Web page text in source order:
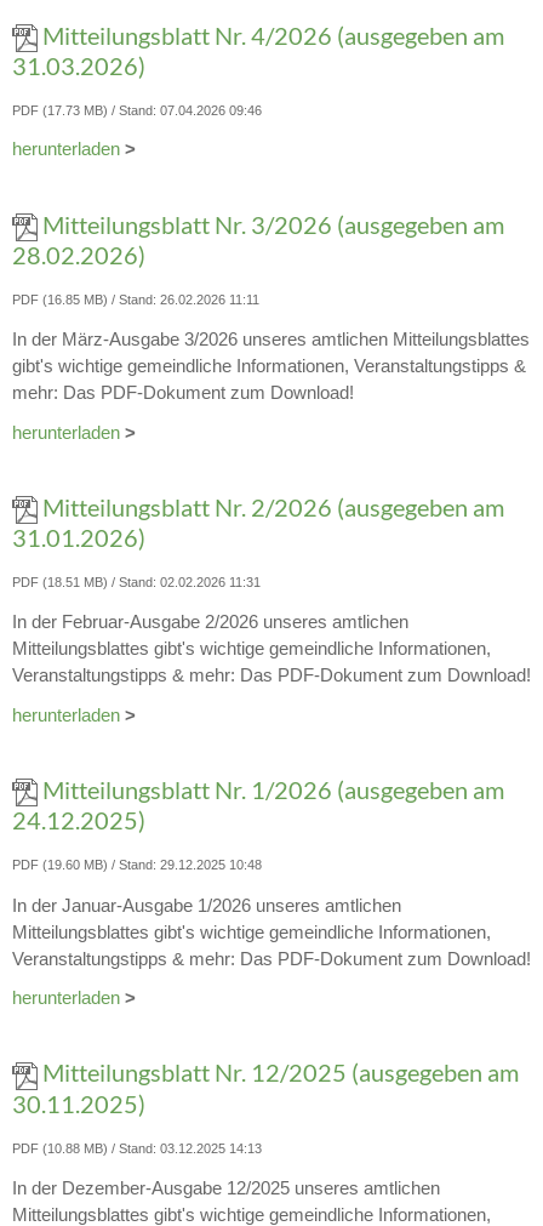
Mitteilungsblatt Nr. 4/2026 (ausgegeben am
31.03.2026)
PDF (17.73 MB) Stand: 07.04.2026 09:46
herunterladen >
Mitteilungsblatt Nr. 3/2026 (ausgegeben am
28.02.2026)
PDF (16.85 MB) Stand: 26.02.2026 11:11
In der März-Ausgabe 3/2026 unseres amtlichen Mitteilungsblattes
gibt's wichtige gemeindliche Informationen, Veranstaltungstipps &
mehr: Das PDF-Dokument zum Download!
herunterladen >
Mitteilungsblatt Nr. 2/2026 (ausgegeben am
31.01.2026)
PDF (18.51 MB) Stand: 02.02.2026 11:31
In der Februar-Ausgabe 2/2026 unseres amtlichen
Mitteilungsblattes gibt's wichtige gemeindliche Informationen,
Veranstaltungstipps & mehr: Das PDF-Dokument zum Download!
herunterladen >
Mitteilungsblatt Nr. 1/2026 (ausgegeben am
24.12.2025)
PDF (19.60 MB) Stand: 29.12.2025 10:48
In der Januar-Ausgabe 1/2026 unseres amtlichen
Mitteilungsblattes gibt's wichtige gemeindliche Informationen,
Veranstaltungstipps & mehr: Das PDF-Dokument zum Download!
herunterladen >
Mitteilungsblatt Nr. 12/2025 (ausgegeben am
30.11.2025)
PDF (10.88 MB) Stand: 03.12.2025 14:13
In der Dezember-Ausgabe 12/2025 unseres amtlichen
Mitteilungsblattes gibt's wichtige gemeindliche Informationen,